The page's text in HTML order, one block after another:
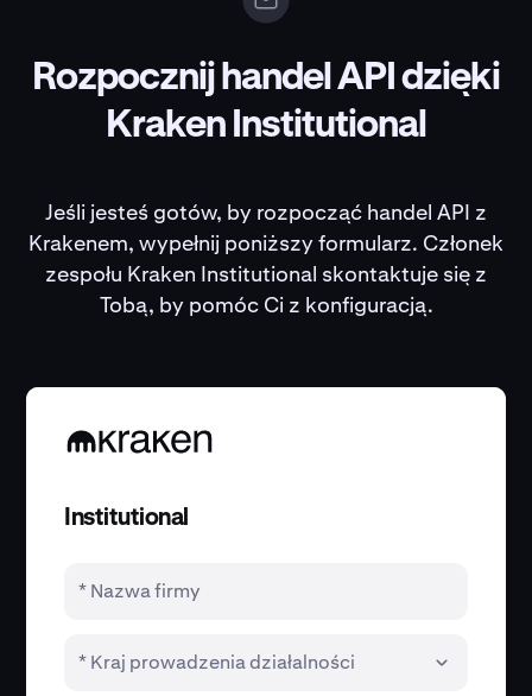
Rozpocznij handel API dzięki
Kraken Institutional
Jeśli jesteś gotów, by rozpocząć handel API z
Krakenem, wypełnij poniższy formularz. Członek
zespołu Kraken Institutional skontaktuje się z
Tobą, by pomóc Ci z konfiguracją.
Institutional
* Nazwa firmy
* Kraj prowadzenia działalności